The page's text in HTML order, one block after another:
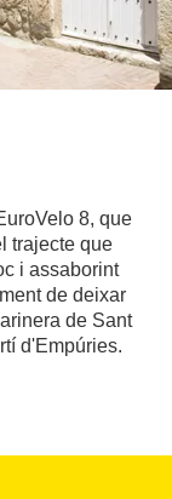
8, que
trajecte que
i assaborint
de deixar
de Sant
d'Empúries.